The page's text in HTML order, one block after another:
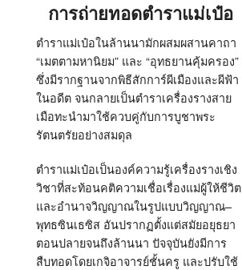
การถ่ายทอดตำราแม่เป๋อ
ตำราแม่เป๋อในล้านนามักผสมผสานคาถา
“เมตตามหานิยม” และ “อุทธยานคุ้มครอง”
ซึ่งมีรากฐานจากพิธีสักการ์ผีเมืองและผีฟ้า
ในอดีต จนกลายเป็นตำราเครื่องรางสาย
เมือทะนำมาใช้ควบคู่กับการบูชาพระ
รัตนตรัยอย่างสมดุล
ตำราแม่เป๋อเป็นองค์ความรู้เครื่องรางเชิง
วิชาที่สะท้อนคติความเชื่อเรื่องแม่ผู้ให้ชีวิต
และอำนาจวิญญาณในรูปแบบวิญญาณ–
พุทธซินเธซิส อันปรากฏตั้งแต่สมัยอยุธยา
ตอนปลายจนถึงล้านนา ปัจจุบันยังมีการ
สืบทอดโดยเกจิอาจารย์ชั้นครู และปรับใช้